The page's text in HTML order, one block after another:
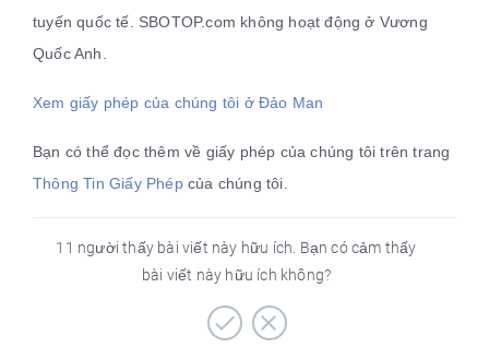
tuyến quốc tế. SBOTOP.com không hoạt động ở Vương
Quốc Anh.
Xem giấy phép của chúng tôi ở Đảo Man
Thông Tin Giấy Phép của chúng tôi.
11 người thấy bài viết này hữu ích. Bạn có cảm thấy
bài viết này hữu ích không?